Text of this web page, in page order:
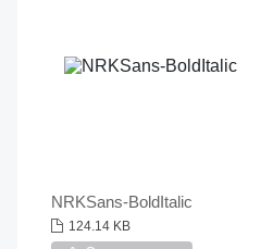
NRKSans-BoldItalic
124.14 KB